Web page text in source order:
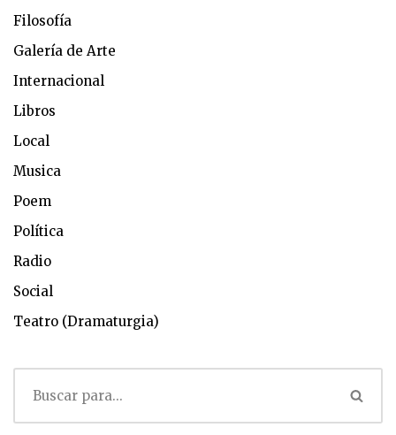
Filosofía
Galería de Arte
Internacional
Libros
Local
Musica
Poem
Política
Radio
Social
Teatro (Dramaturgia)